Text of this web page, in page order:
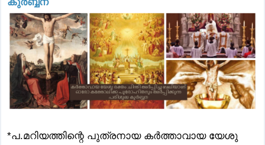
*പ.മറിയത്തിന്റെ പുത്രനായ കർത്താവായ യേശു